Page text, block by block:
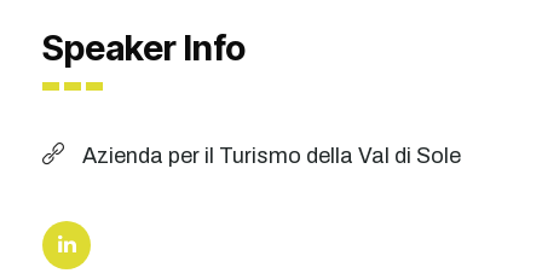
Speaker Info
Azienda per il Turismo della Val di Sole